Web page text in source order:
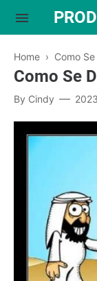
Home › Como
Como Se
By Cindy